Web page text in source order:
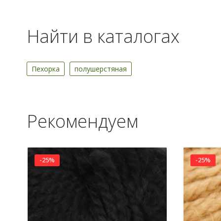
Найти в каталогах
Пехорка полушерстяная
Рекомендуем
-25% -25%